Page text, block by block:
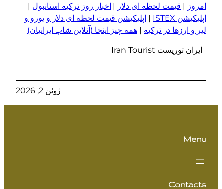
امروز | قیمت لحظه ای دلار | اخبار روز ترکیه استانبول |
اپلیکیشن ISTEX
| اپلیکیشن قیمت لحظه ای دلار و یورو و
لیر و ار زها در ترکیه | همه چیز اینجا (آنلاین شاپ ایرانیان)
ایران توریست Iran Tourist
ژوئن 2, 2026
Menu
Contacts